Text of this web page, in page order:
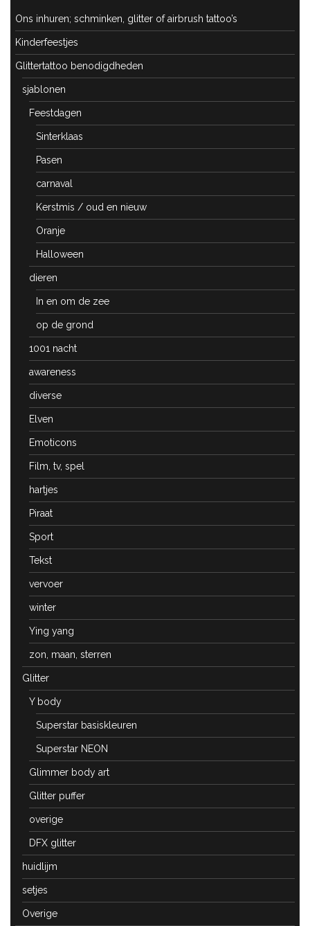
Ons inhuren; schminken, glitter of airbrush tattoo’s
Kinderfeestjes
Glittertattoo benodigdheden
sjablonen
Feestdagen
Sinterklaas
Pasen
carnaval
Kerstmis / oud en nieuw
Oranje
Halloween
dieren
In en om de zee
op de grond
1001 nacht
awareness
diverse
Elven
Emoticons
Film, tv, spel
hartjes
Piraat
Sport
Tekst
vervoer
winter
Ying yang
zon, maan, sterren
Glitter
Y body
Superstar basiskleuren
Superstar NEON
Glimmer body art
Glitter puffer
overige
DFX glitter
huidlijm
setjes
Overige